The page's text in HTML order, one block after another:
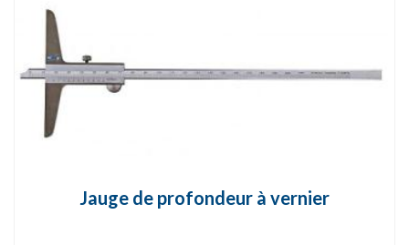
Jauge de profondeur à vernier